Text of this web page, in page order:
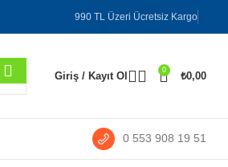
990 TL Üzeri Ücretsiz Kargo
Giriş / Kayıt Ol
0
₺0,00
0 553 908 19 51